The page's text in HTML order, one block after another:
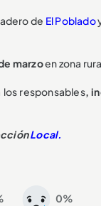
de El Poblado
marzoen zona
responsables,
Local.
0%